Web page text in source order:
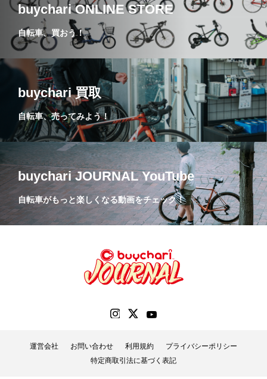
buychari ONLINE STORE
自転車、買おう！
buychari 買取
自転車、売ってみよう！
buychari JOURNAL YouTube
自転車がもっと楽しくなる動画をチェック！
運営会社 お問い合わせ 利用規約
プライバシーポリシー
特定商取引法に基づく表記